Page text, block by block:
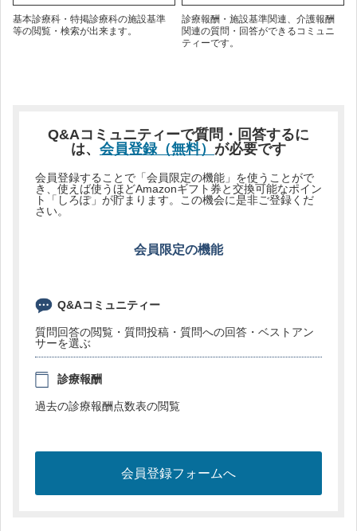
基本診療科・特掲診療科の施設基準
等の閲覧・検索が出来ます。
診療報酬・施設基準関連、介護報酬
関連の質問・回答ができるコミュニ
ティーです。
Q&Aコミュニティーで質問・回答するに
は、 会員登録（無料） が必要です
会員登録することで「会員限定の機能」を使うことがで
き、使えば使うほどAmazonギフト券と交換可能なポイン
ト「しろぽ」が貯まります。この機会に是非ご登録くだ
さい。
会員限定の機能
Q&Aコミュニティー
質問回答の閲覧・質問投稿・質問への回答・ベストアン
サーを選ぶ
診療報酬
過去の診療報酬点数表の閲覧
会員登録フォームへ